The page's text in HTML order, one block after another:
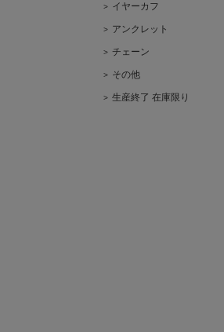
イヤーカフ
アンクレット
チェーン
その他
生産終了 在庫限り